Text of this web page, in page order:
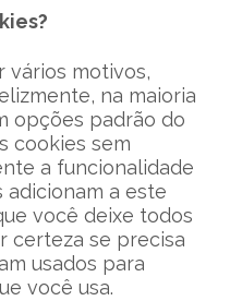
vários motivos,
na maioria
opções padrão do
cookies sem
a funcionalidade
adicionam a este
você deixe todos
certeza se precisa
usados ​​para
você usa.